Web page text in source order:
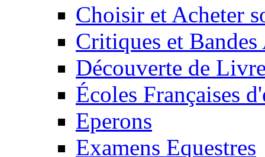
Choisir et Acheter
Critiques et
Découverte de
Écoles Françaises
Eperons
Examens Equestres